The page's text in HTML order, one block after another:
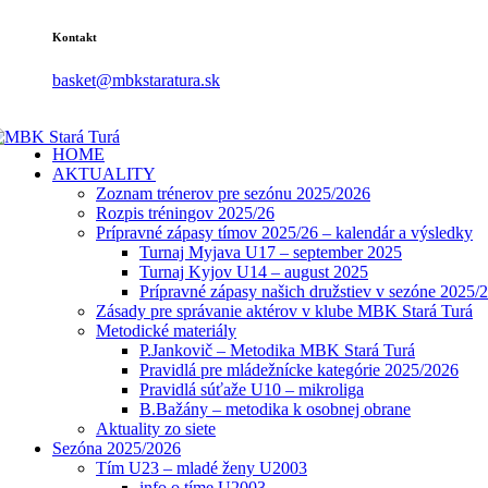
Kontakt
basket@mbkstaratura.sk
HOME
AKTUALITY
Zoznam trénerov pre sezónu 2025/2026
Rozpis tréningov 2025/26
Prípravné zápasy tímov 2025/26 – kalendár a výsledky
Turnaj Myjava U17 – september 2025
Turnaj Kyjov U14 – august 2025
Prípravné zápasy našich družstiev v sezóne 2025/
Zásady pre správanie aktérov v klube MBK Stará Turá
Metodické materiály
P.Jankovič – Metodika MBK Stará Turá
Pravidlá pre mládežnícke kategórie 2025/2026
Pravidlá súťaže U10 – mikroliga
B.Bažány – metodika k osobnej obrane
Aktuality zo siete
Sezóna 2025/2026
Tím U23 – mladé ženy U2003